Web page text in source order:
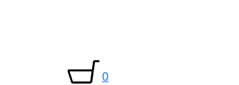
0